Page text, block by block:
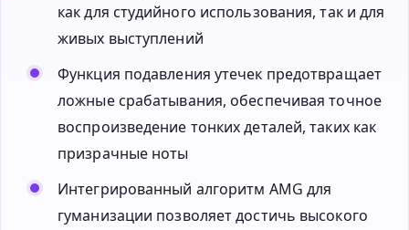
как для студийного использования, так и для
живых выступлений
Функция подавления утечек предотвращает
ложные срабатывания, обеспечивая точное
воспроизведение тонких деталей, таких как
призрачные ноты
Интегрированный алгоритм AMG для
гуманизации позволяет достичь высокого